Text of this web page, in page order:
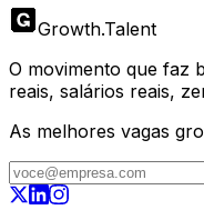
Growth.Talent
O movimento que faz
reais, salários reais,
As melhores vagas